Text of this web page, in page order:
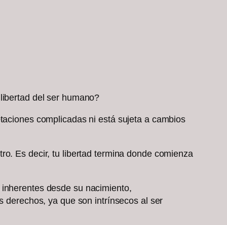
del ser humano?
complicadas ni está sujeta a cambios
Es decir, tu libertad termina donde comienza
desde su nacimiento,
derechos, ya que son intrínsecos al ser